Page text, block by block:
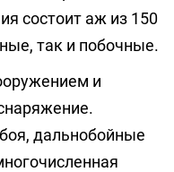
состоит аж из 150
так и побочные.
и
дальнобойные